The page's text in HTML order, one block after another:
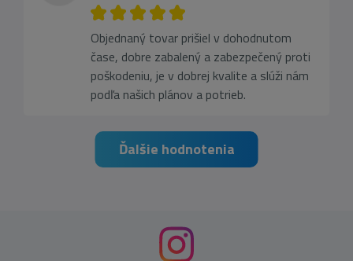
Objednaný tovar prišiel v dohodnutom
čase, dobre zabalený a zabezpečený proti
poškodeniu, je v dobrej kvalite a slúži nám
podľa našich plánov a potrieb.
Ďalšie hodnotenia